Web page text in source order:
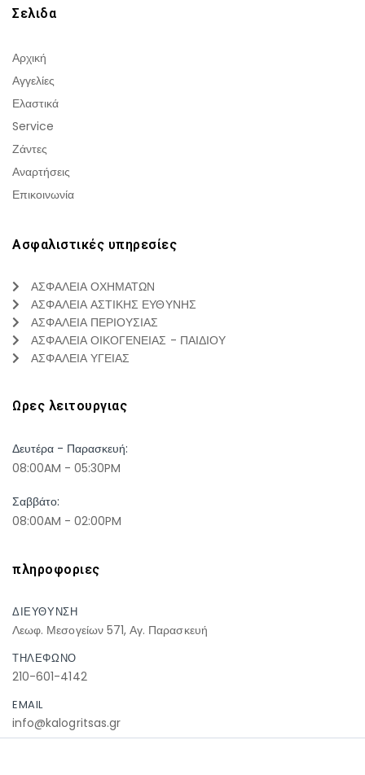
Σελιδα
Αρχική
Αγγελίες
Ελαστικά
Service
Ζάντες
Αναρτήσεις
Επικοινωνία
Ασφαλιστικές υπηρεσίες
ΑΣΦΑΛΕΙΑ ΟΧΗΜΑΤΩΝ
ΑΣΦΑΛΕΙΑ ΑΣΤΙΚΗΣ ΕΥΘΥΝΗΣ
ΑΣΦΑΛΕΙΑ ΠΕΡΙΟΥΣΙΑΣ
ΑΣΦΑΛΕΙΑ ΟΙΚΟΓΕΝΕΙΑΣ - ΠΑΙΔΙΟΥ
ΑΣΦΑΛΕΙΑ ΥΓΕΙΑΣ
Ωρες λειτουργιας
Δευτέρα - Παρασκευή:
08:00AM - 05:30PM
Σαββάτο:
08:00AM - 02:00PM
πληροφοριες
ΔΙΕΥΘΥΝΣΗ
Λεωφ. Μεσογείων 571, Αγ. Παρασκευή
ΤΗΛΕΦΩΝΟ
210-601-4142
EMAIL
info@kalogritsas.gr